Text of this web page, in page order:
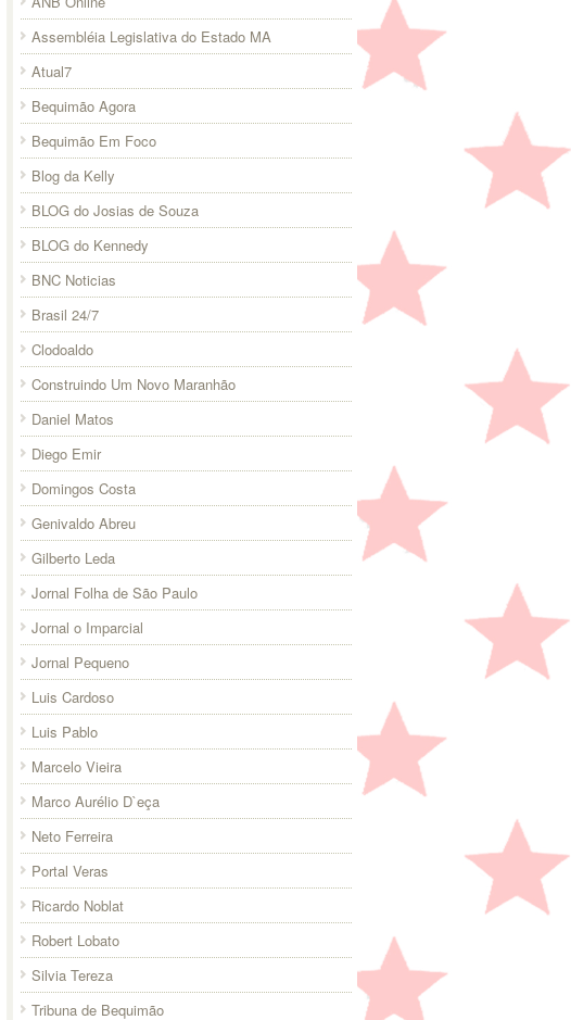
Assembléia Legislativa do Estado MA
Atual7
Bequimão Agora
Bequimão Em Foco
Blog da Kelly
BLOG do Josias de Souza
BLOG do Kennedy
BNC Noticias
Brasil 24/7
Clodoaldo
Construindo Um Novo Maranhão
Daniel Matos
Diego Emir
Domingos Costa
Genivaldo Abreu
Gilberto Leda
Jornal Folha de São Paulo
Jornal o Imparcial
Jornal Pequeno
Luis Cardoso
Luis Pablo
Marcelo Vieira
Marco Aurélio D`eça
Neto Ferreira
Portal Veras
Ricardo Noblat
Robert Lobato
Silvia Tereza
Tribuna de Bequimão